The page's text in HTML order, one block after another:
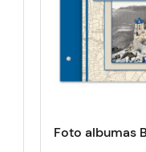
Foto albumas